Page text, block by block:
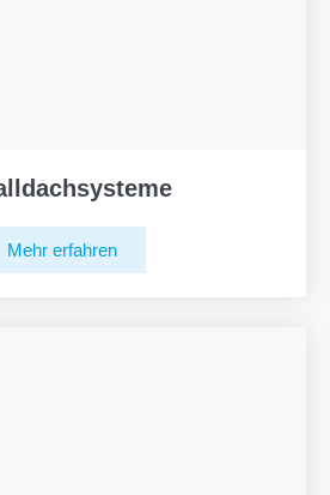
Mehr erfahren